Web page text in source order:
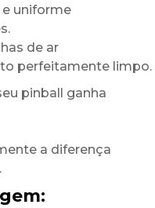
e uniforme
de ar
perfeitamente limpo.
pinball ganha
a diferença